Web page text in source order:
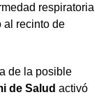
respiratoria
al recinto de
de la posible
de Salud activó